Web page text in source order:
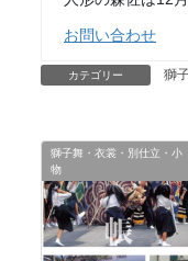
お問い合わせ
カテゴリー 獅
獅子舞・衣裳・別仕立・小
物